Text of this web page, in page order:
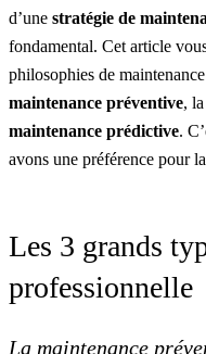
d’une stratégie de
fondamental. Cet article
philosophies de
maintenance préventive, la
maintenance prédictive.
avons une préférence pour
Les 3 grands
professionnelle
La maintenance